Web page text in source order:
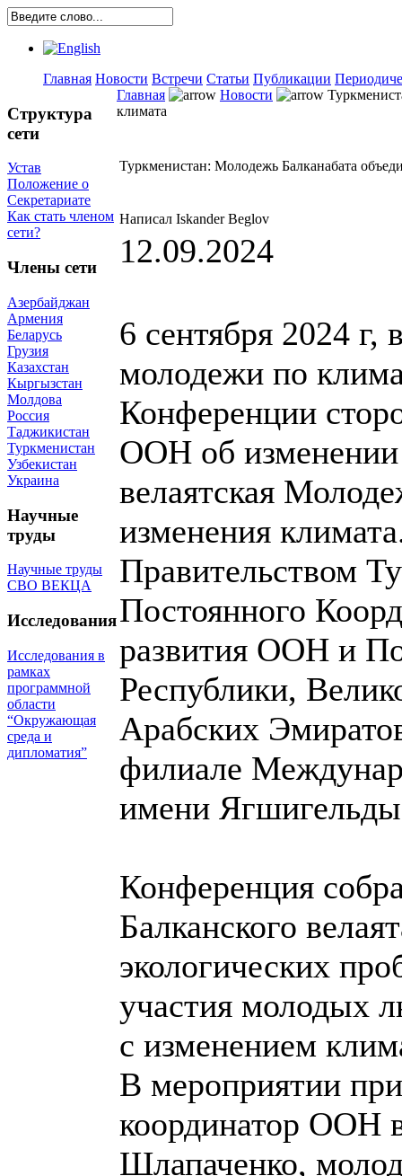
Главная Новости Встречи Статьи Публикации
Структура
сети
Устав
Положение о
Секретариате
Как стать членом
сети?
Члены сети
Азербайджан
Армения
Беларусь
Грузия
Казахстан
Кыргызстан
Молдова
Россия
Таджикистан
Туркменистан
Узбекистан
Украина
Научные
труды
Научные труды
СВО ВЕКЦА
Исследования
Исследования в
рамках
программной
области
“Окружающая
среда и
дипломатия”
Главная Новости
климата
Туркменистан: Молодежь Балканабата
Написал Iskander Beglov
12.09.2024
6 сентября 2024
молодежи по
Конференции
ООН об изменении
велаятская
изменения
Правительством
Постоянного
развития ООН и
Республики,
Арабских
филиале
имени Ягшигельды
Конференция
Балканского
экологических
участия молодых
с изменением
В мероприятии
координатор ООН
Шлапаченко,